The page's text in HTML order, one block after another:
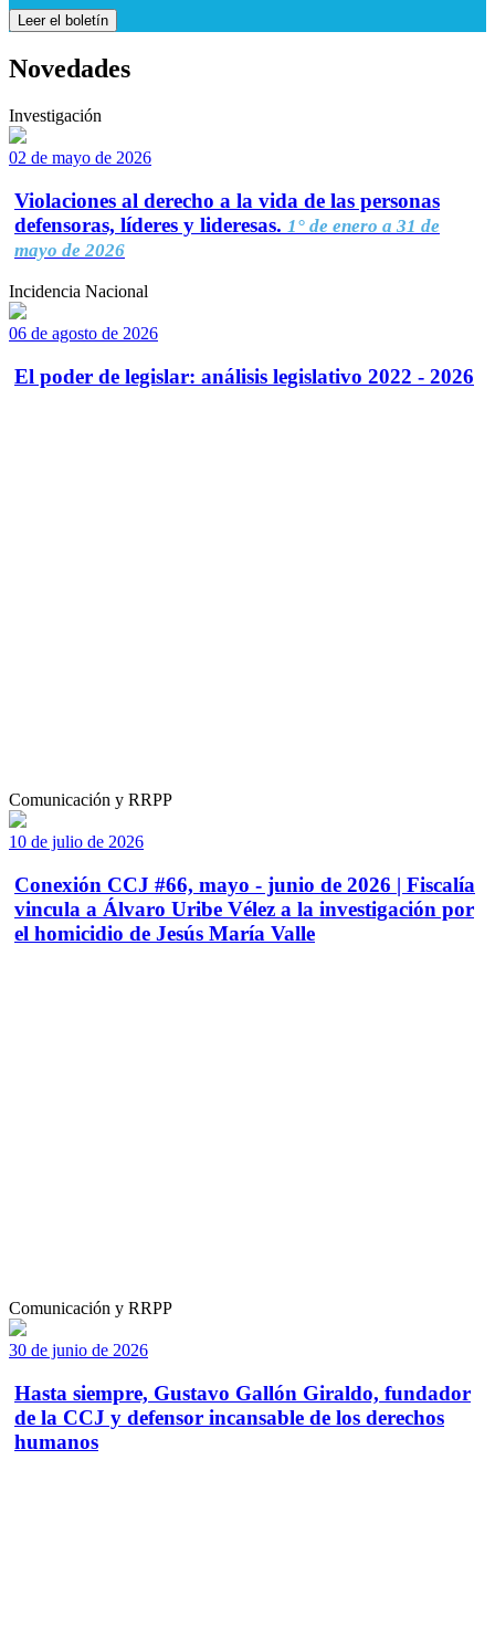
Leer el boletín
Novedades
Investigación
02 de mayo de 2026
Violaciones al derecho a la vida de las personas
defensoras, líderes y lideresas. 1° de enero a 31 de
mayo de 2026
Incidencia Nacional
06 de agosto de 2026
El poder de legislar: análisis legislativo 2022 - 2026
Comunicación y RRPP
10 de julio de 2026
Conexión CCJ #66, mayo - junio de 2026 | Fiscalía
vincula a Álvaro Uribe Vélez a la investigación por
el homicidio de Jesús María Valle
Comunicación y RRPP
30 de junio de 2026
Hasta siempre, Gustavo Gallón Giraldo, fundador
de la CCJ y defensor incansable de los derechos
humanos